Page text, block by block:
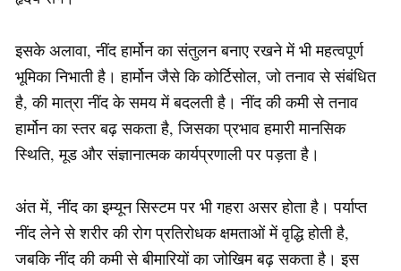
इसके अलावा, नींद हार्मोन का संतुलन बनाए रखने में भी महत्वपूर्ण
भूमिका निभाती है। हार्मोन जैसे कि कोर्टिसोल, जो तनाव से संबंधित
है, की मात्रा नींद के समय में बदलती है। नींद की कमी से तनाव
हार्मोन का स्तर बढ़ सकता है, जिसका प्रभाव हमारी मानसिक
स्थिति, मूड और संज्ञानात्मक कार्यप्रणाली पर पड़ता है।
अंत में, नींद का इम्यून सिस्टम पर भी गहरा असर होता है। पर्याप्त
नींद लेने से शरीर की रोग प्रतिरोधक क्षमताओं में वृद्धि होती है,
जबकि नींद की कमी से बीमारियों का जोखिम बढ़ सकता है। इस